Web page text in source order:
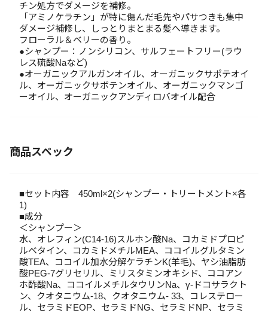
チン処方でダメージを補修。
「アミノケラチン」が特に傷んだ毛先やパサつきも集中
ダメージ補修し、しっとりまとまる髪へ導きます。
フローラル＆ベリーの香り。
●シャンプー：ノンシリコン、サルフェートフリー(ラウ
レス硫酸Naなど)
●オーガニックアルガンオイル、オーガニックサポテオイ
ル、オーガニックサボテンオイル、オーガニックマンゴ
ーオイル、オーガニックアンディロバオイル配合
商品スペック
■セット内容 450ml×2(シャンプー・トリートメント×各
1)
■成分
＜シャンプー＞
水、オレフィン(C14-16)スルホン酸Na、コカミドプロピ
ルベタイン、コカミドメチルMEA、ココイルグルタミン
酸TEA、ココイル加水分解ケラチンK(羊毛)、ヤシ油脂肪
酸PEG-7グリセリル、ミリスタミンオキシド、ココアン
ホ酢酸Na、ココイルメチルタウリンNa、γ-ドコサラクト
ン、クオタニウム-18、クオタニウム- 33、コレステロー
ル、セラミドEOP、セラミドNG、セラミドNP、セラミ